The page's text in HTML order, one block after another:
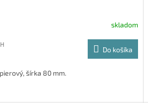
skladom
Do košíka
šírka 80 mm.